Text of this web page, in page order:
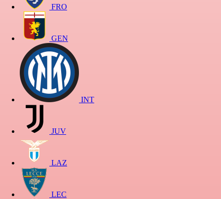
FRO
GEN
INT
JUV
LAZ
LEC